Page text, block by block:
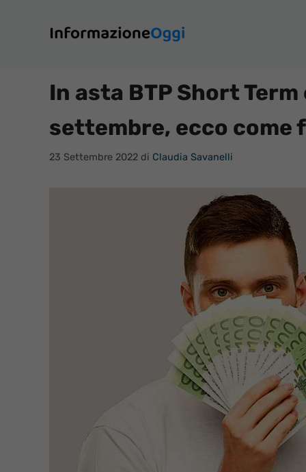
contenuto
In asta BTP Short
settembre, ecco come
23 Settembre 2022 di Claudia Savanelli